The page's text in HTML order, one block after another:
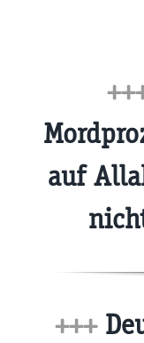
auf
+++